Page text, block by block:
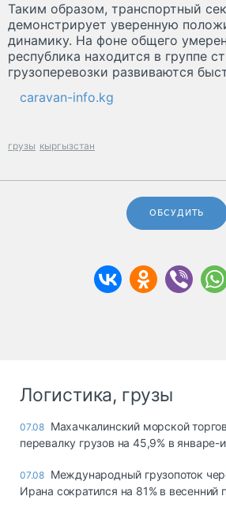
Таким образом, транспортный
демонстрирует уверенную
динамику. На фоне общего
республика находится в группе
грузоперевозки развиваются
caravan-info.kg
грузы кыргызстан
ОБСУДИТЬ
Логистика, грузы
07.08 Махачкалинский морской
перевалку грузов на 45,9% в январе-
07.08 Международный грузопоток
Ирана сократился на 81% в весенний